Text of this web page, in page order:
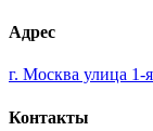
Адрес
г. Москва улица 1-
Контакты